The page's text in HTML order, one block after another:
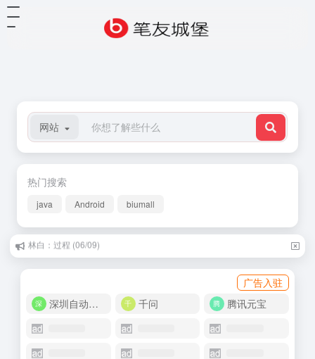
网站
热门搜索
java Android biumall
刘年：写给儿子刘云帆 (07/26)
广告入驻
深圳自动化商城
千问 腾讯元宝